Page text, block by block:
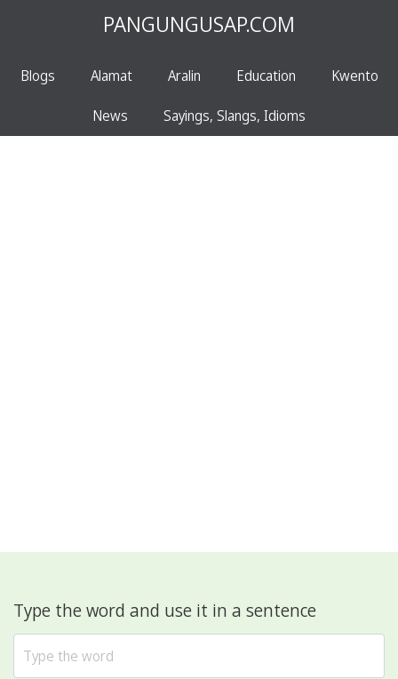
PANGUNGUSAP.COM
Blogs Alamat Aralin Education Kwento
News Sayings, Slangs, Idioms
Type the word and use it in a sentence